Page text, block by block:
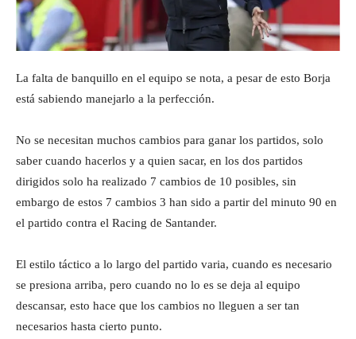
La falta de banquillo en el equipo se nota, a pesar de esto Borja
está sabiendo manejarlo a la perfección.
No se necesitan muchos cambios para ganar los partidos, solo
saber cuando hacerlos y a quien sacar, en los dos partidos
dirigidos solo ha realizado 7 cambios de 10 posibles, sin
embargo de estos 7 cambios 3 han sido a partir del minuto 90 en
el partido contra el Racing de Santander.
El estilo táctico a lo largo del partido varia, cuando es necesario
se presiona arriba, pero cuando no lo es se deja al equipo
descansar, esto hace que los cambios no lleguen a ser tan
necesarios hasta cierto punto.